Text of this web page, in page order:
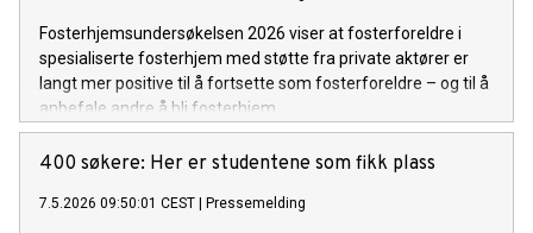
Fosterhjemsundersøkelsen 2026 viser at fosterforeldre i
spesialiserte fosterhjem med støtte fra private aktører er
langt mer positive til å fortsette som fosterforeldre – og til å
anbefale andre å bli fosterhjem.
400 søkere: Her er studentene som fikk plass
7.5.2026 09:50:01 CEST Pressemelding